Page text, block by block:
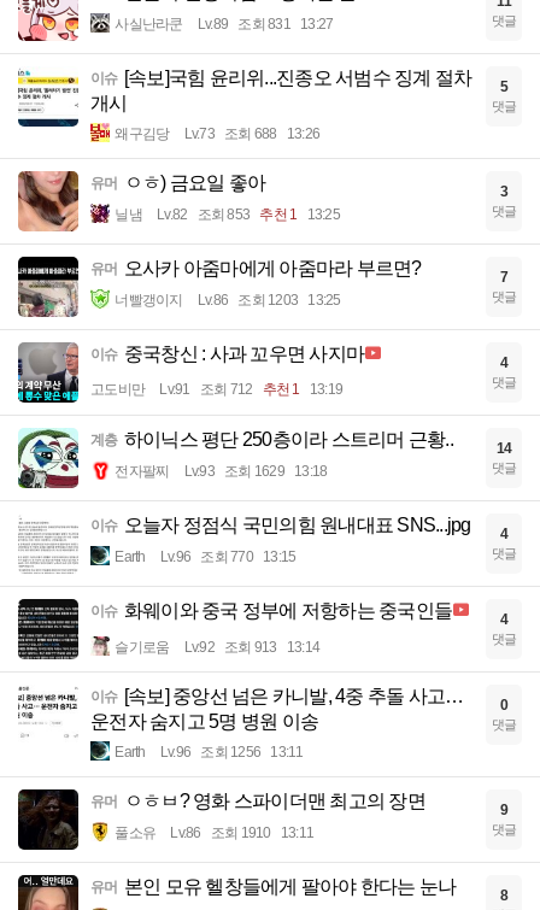
사실난라쿤 Lv.89 조회 831 13:27 댓글
이슈 [속보]국힘 윤리위...진종오 서범수 징계 절차
개시
왜구김당 Lv.73 조회 688 13:26
5
댓글
유머 ㅇㅎ) 금요일 좋아
닐냄 Lv.82 조회 853 추천 1 13:25
3
댓글
유머 오사카 아줌마에게 아줌마라 부르면?
너빨갱이지 Lv.86 조회 1203 13:25
7
댓글
이슈 중국창신 : 사과 꼬우면 사지마
고도비만 Lv.91 조회 712 추천 1 13:19
4
댓글
계층 하이닉스 평단 250층이라 스트리머 근황..
전자팔찌 Lv.93 조회 1629 13:18
14
댓글
이슈 오늘자 정점식 국민의힘 원내대표 SNS...jpg
Earth Lv.96 조회 770 13:15
4
댓글
이슈 화웨이와 중국 정부에 저항하는 중국인들
슬기로움 Lv.92 조회 913 13:14
4
댓글
이슈 [속보] 중앙선 넘은 카니발, 4중 추돌 사고…
운전자 숨지고 5명 병원 이송
Earth Lv.96 조회 1256 13:11
0
댓글
유머 ㅇㅎㅂ? 영화 스파이더맨 최고의 장면
풀소유 Lv.86 조회 1910 13:11
9
댓글
유머 본인 모유 헬창들에게 팔아야 한다는 눈나 8